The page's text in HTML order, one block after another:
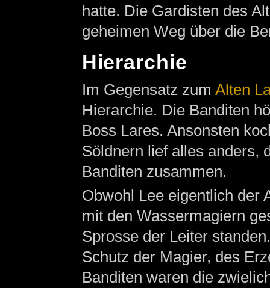
hatte. Die Gardisten des
geheimen Weg über die
Hierarchie
Im Gegensatz zum Alten
Hierarchie. Die Banditen
Boss Lares. Ansonsten
Söldnern lief alles anders,
Banditen zusammen.
Obwohl Lee eigentlich der
mit den Wassermagiern
Sprosse der Leiter
Schutz der Magier, des
Banditen waren die